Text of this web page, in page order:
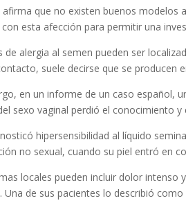
que no existen buenos modelos
esta afección para permitir una
de alergia al semen pueden ser
suele decirse que se producen
en un informe de un caso español,
sexo vaginal perdió el conocimiento
hipersensibilidad al líquido
no sexual, cuando su piel entró en
locales pueden incluir dolor intenso
Una de sus pacientes lo describió